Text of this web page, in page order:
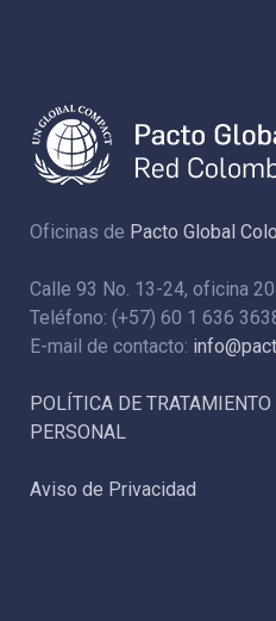
Oficinas de Pacto Global
Calle 93 No. 13-24, oficina
Teléfono: (+57) 60 1 636
E-mail de contacto:
POLÍTICA DE
PERSONAL
Aviso de Privacidad